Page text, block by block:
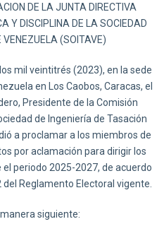
DE LA JUNTA DIRECTIVA
Y DISCIPLINA DE LA SOCIEDAD
VENEZUELA (SOITAVE)
mil veintitrés (2023), en la sede
en Los Caobos, Caracas, el
Presidente de la Comisión
de Ingeniería de Tasación
a proclamar a los miembros de
por aclamación para dirigir los
periodo 2025-2027, de acuerdo
Reglamento Electoral vigente.
siguiente: